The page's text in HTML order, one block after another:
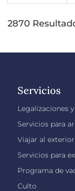
2870
Servicios
Legalizaciones
Servicios para
Viajar al exterior
Servicios para
Programa de
Culto